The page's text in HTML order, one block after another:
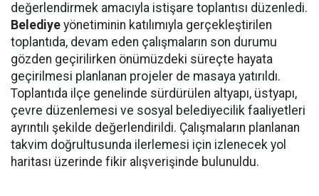
değerlendirmek amacıyla istişare toplantısı düzenledi.
Belediye yönetiminin katılımıyla gerçekleştirilen
toplantıda, devam eden çalışmaların son durumu
gözden geçirilirken önümüzdeki süreçte hayata
geçirilmesi planlanan projeler de masaya yatırıldı.
Toplantıda ilçe genelinde sürdürülen altyapı, üstyapı,
çevre düzenlemesi ve sosyal belediyecilik faaliyetleri
ayrıntılı şekilde değerlendirildi. Çalışmaların planlanan
takvim doğrultusunda ilerlemesi için izlenecek yol
haritası üzerinde fikir alışverişinde bulunuldu.